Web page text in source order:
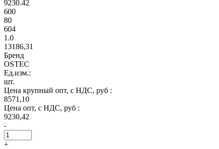
9230.42
600
80
604
1.0
13186,31
Бренд
OSTEC
Ед.изм.:
шт.
Цена крупный опт, с НДС, руб :
8571,10
Цена опт, с НДС, руб :
9230,42
-
+